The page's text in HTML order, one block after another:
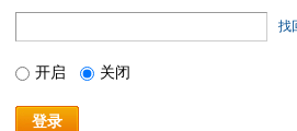
找
开启 关闭
登录